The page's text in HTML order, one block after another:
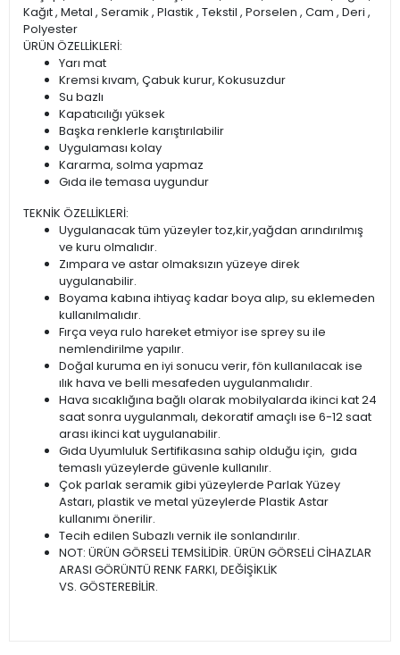
Kağıt , Metal , Seramik , Plastik , Tekstil , Porselen , Cam , Deri ,
Polyester
ÜRÜN ÖZELLİKLERİ:
Yarı mat
Kremsi kıvam, Çabuk kurur, Kokusuzdur
Su bazlı
Kapatıcılığı yüksek
Başka renklerle karıştırılabilir
Uygulaması kolay
Kararma, solma yapmaz
Gıda ile temasa uygundur
TEKNİK ÖZELLİKLERİ:
Uygulanacak tüm yüzeyler toz,kir,yağdan arındırılmış
ve kuru olmalıdır.
Zımpara ve astar olmaksızın yüzeye direk
uygulanabilir.
Boyama kabına ihtiyaç kadar boya alıp, su eklemeden
kullanılmalıdır.
Fırça veya rulo hareket etmiyor ise sprey su ile
nemlendirilme yapılır.
Doğal kuruma en iyi sonucu verir, fön kullanılacak ise
ılık hava ve belli mesafeden uygulanmalıdır.
Hava sıcaklığına bağlı olarak mobilyalarda ikinci kat 24
saat sonra uygulanmalı, dekoratif amaçlı ise 6-12 saat
arası ikinci kat uygulanabilir.
Gıda Uyumluluk Sertifikasına sahip olduğu için, gıda
temaslı yüzeylerde güvenle kullanılır.
Çok parlak seramik gibi yüzeylerde Parlak Yüzey
Astarı, plastik ve metal yüzeylerde Plastik Astar
kullanımı önerilir.
Tecih edilen Subazlı vernik ile sonlandırılır.
NOT: ÜRÜN GÖRSELİ TEMSİLİDİR. ÜRÜN GÖRSELİ CİHAZLAR
ARASI GÖRÜNTÜ RENK FARKI, DEĞİŞİKLİK
VS. GÖSTEREBİLİR.